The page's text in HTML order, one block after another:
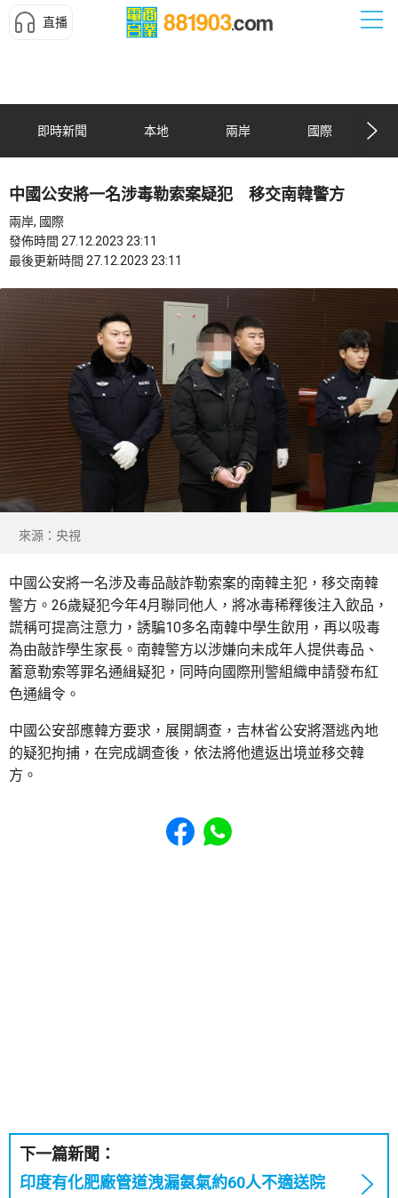
直播
即時新聞 本地 兩岸 國際
中國公安將一名涉毒勒索案疑犯 移交南韓警方
兩岸, 國際
發佈時間 27.12.2023 23:11
最後更新時間 27.12.2023 23:11
來源：央視
中國公安將一名涉及毒品敲詐勒索案的南韓主犯，移交南韓
警方。26歲疑犯今年4月聯同他人，將冰毒稀釋後注入飲品，
謊稱可提高注意力，誘騙10多名南韓中學生飲用，再以吸毒
為由敲詐學生家長。南韓警方以涉嫌向未成年人提供毒品、
蓄意勒索等罪名通緝疑犯，同時向國際刑警組織申請發布紅
色通緝令。
中國公安部應韓方要求，展開調查，吉林省公安將潛逃內地
的疑犯拘捕，在完成調查後，依法將他遣返出境並移交韓
方。
Share to Facebook
Share to WhatsApp
下一篇新聞：
印度有化肥廠管道洩漏氨氣約60人不適送院